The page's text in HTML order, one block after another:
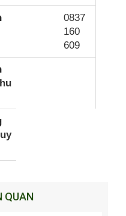
0837
160
609
QUAN